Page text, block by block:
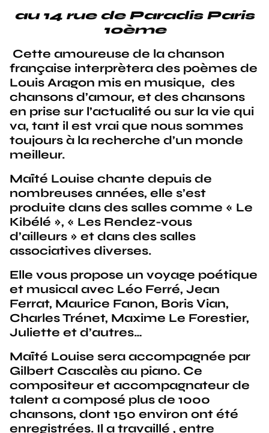
au 14 rue de Paradis Paris
10ème
Cette amoureuse de la chanson
française interprètera des poèmes de
Louis Aragon mis en musique, des
chansons d’amour, et des chansons
en prise sur l’actualité ou sur la vie qui
va, tant il est vrai que nous sommes
toujours à la recherche d’un monde
meilleur.
Maïté Louise chante depuis de
nombreuses années, elle s’est
produite dans des salles comme « Le
Kibélé », « Les Rendez-vous
d’ailleurs » et dans des salles
associatives diverses.
Elle vous propose un voyage poétique
et musical avec Léo Ferré, Jean
Ferrat, Maurice Fanon, Boris Vian,
Charles Trénet, Maxime Le Forestier,
Juliette et d’autres…
Maïté Louise sera accompagnée par
Gilbert Cascalès au piano. Ce
compositeur et accompagnateur de
talent a composé plus de 1000
chansons, dont 150 environ ont été
enregistrées. Il a travaillé , entre